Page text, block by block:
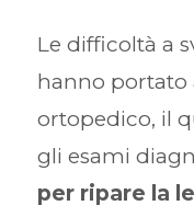
Le difficoltà a
hanno portato
ortopedico, il
gli esami
per ripare la